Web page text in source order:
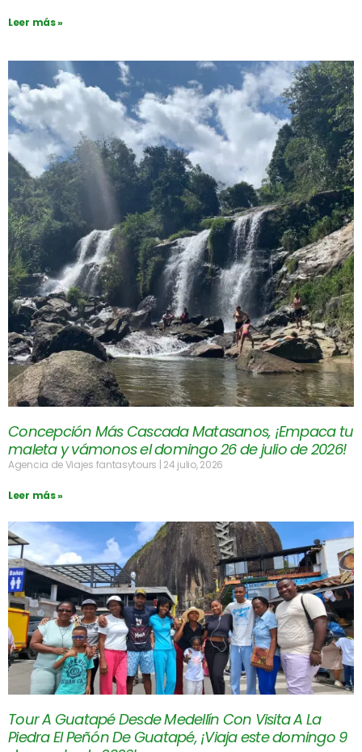
Leer más »
Concepción Más Cascada Matasanos, ¡Empaca tu
maleta y vámonos el domingo 26 de julio de 2026!
Agencia de Viajes fantasytours 24 julio, 2026
Leer más »
Tour A Guatapé Desde Medellín Con Visita A La
Piedra El Peñón De Guatapé, ¡Viaja este domingo 9